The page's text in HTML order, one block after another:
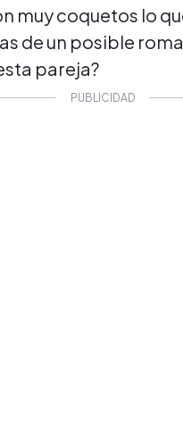
muy coquetos lo
de un posible
pareja?